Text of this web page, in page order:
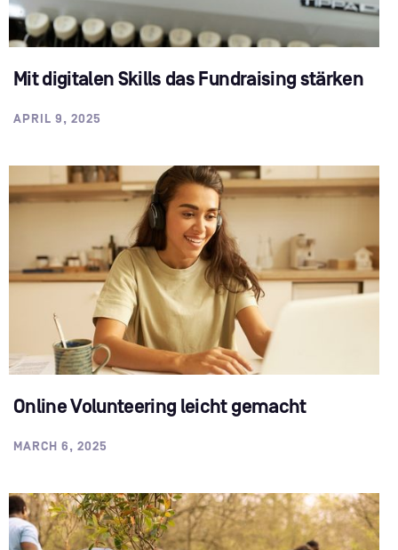
Mit digitalen Skills das Fundraising stärken
APRIL 9, 2025
Online Volunteering leicht gemacht
MARCH 6, 2025